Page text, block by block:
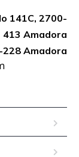
141C, 2700-
413 Amadora
228 Amadora